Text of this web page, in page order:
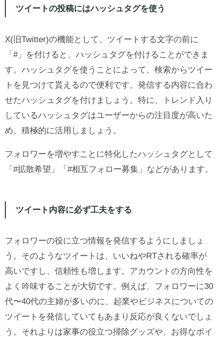
ツイートの投稿にはハッシュタグを使う
X(旧Twitter)の機能として、ツイートする文字の前に
「#」を付けると、ハッシュタグを付けることができま
す。ハッシュタグを使うことによって、検索からツイー
トを見つけて貰えるので便利です。発信する内容に合わ
せたハッシュタグを付けましょう。特に、トレンド入り
しているハッシュタグはユーザーからの注目度が高いた
め、積極的に活用しましょう。
フォロワーを増やすことに特化したハッシュタグとして
「#拡散希望」「#相互フォロー募集」などがあります。
ツイート内容に必ず工夫をする
フォロワーの役に立つ情報を発信するようにしましょ
う。そのようなツイートは、いいねやRTされる確率が
高いですし、信頼性も増します。アカウントの方向性を
よく吟味することが大切です。例えば、フォロワーに30
代〜40代の主婦が多いのに、起業やビジネスについての
ツイートを発信していてもあまり反応が良くないでしょ
う。それよりは家事の役立つ掃除グッズや、お得なポイ